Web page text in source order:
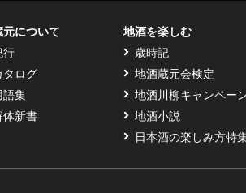
について
行
タログ
語集
体新書
地酒を楽しむ
歳時記
地酒蔵元会検定
地酒川柳キャンペー
地酒小説
日本酒の楽しみ方特